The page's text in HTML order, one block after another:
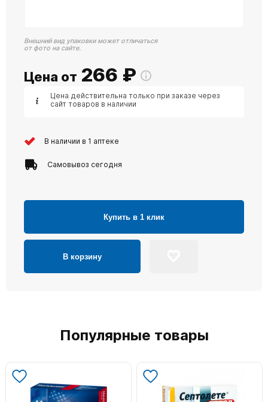
Внешний вид упаковки может отличаться
от фото на сайте.
Цена от 266 ₽
Цена действительна только при заказе через
сайт товаров в наличии
В наличии в 1 аптеке
Самовывоз сегодня
Купить в 1 клик
В корзину
Популярные товары